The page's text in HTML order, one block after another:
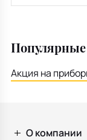
Популярные
Акция на
О компании